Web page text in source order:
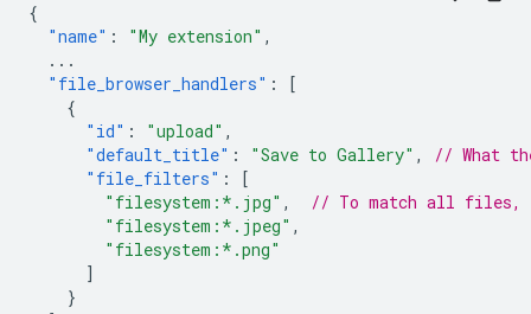
{
"name" : "My extension" ,
...
"file_browser_handlers" :
[
{
"id" : "upload" ,
"default_title" : "Save to Gallery" ,
// What
"file_filters" :
[
"filesystem:*.jpg" ,
// To match all files,
"filesystem:*.jpeg" ,
"filesystem:*.png"
]
}